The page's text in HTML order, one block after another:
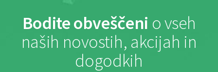
Bodite obveščeni o vseh
naših novostih, akcijah in
dogodkih